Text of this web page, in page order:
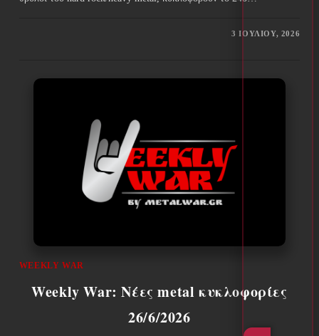
3 ΙΟΥΛΊΟΥ, 2026
WEEKLY WAR
Weekly War: Νέες metal κυκλοφορίες
26/6/2026